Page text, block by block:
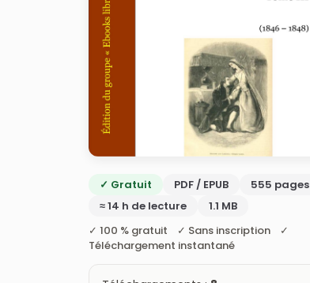
✓ Gratuit PDF / EPUB
555 pages
≈ 14 h de lecture
1.1 MB
✓ 100 % gratuit ✓ Sans inscription ✓
Téléchargement instantané